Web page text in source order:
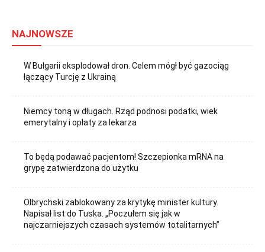
NAJNOWSZE
W Bułgarii eksplodował dron. Celem mógł być gazociąg
łączący Turcję z Ukrainą
Niemcy toną w długach. Rząd podnosi podatki, wiek
emerytalny i opłaty za lekarza
To będą podawać pacjentom! Szczepionka mRNA na
grypę zatwierdzona do użytku
Olbrychski zablokowany za krytykę minister kultury.
Napisał list do Tuska. „Poczułem się jak w
najczarniejszych czasach systemów totalitarnych”